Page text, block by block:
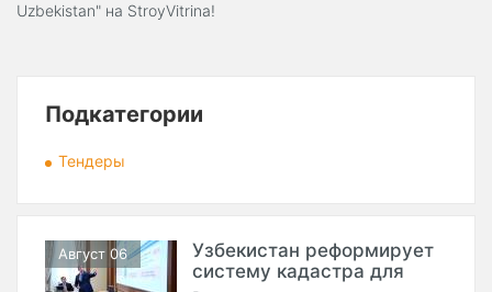
Uzbekistan" на StroyVitrina!
Подкатегории
Тендеры
Август 06
Узбекистан реформирует
систему кадастра для